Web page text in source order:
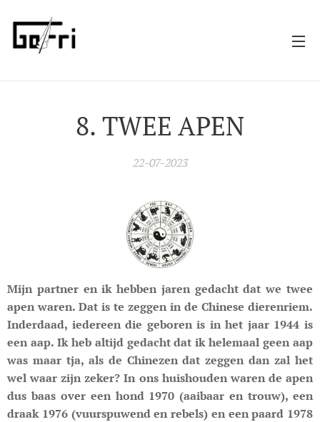
8. TWEE APEN
22-07-2023
Mijn partner en ik hebben jaren gedacht dat we twee
apen waren. Dat is te zeggen in de Chinese dierenriem.
Inderdaad, iedereen die geboren is in het jaar 1944 is
een aap. Ik heb altijd gedacht dat ik helemaal geen aap
was maar tja, als de Chinezen dat zeggen dan zal het
wel waar zijn zeker? In ons huishouden waren de apen
dus baas over een hond 1970 (aaibaar en trouw), een
draak 1976 (vuurspuwend en rebels) en een paard 1978